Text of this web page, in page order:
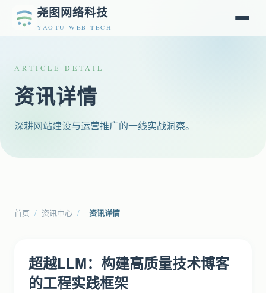
尧图网络科技
YAOTU WEB TECH
ARTICLE DETAIL
资讯详情
深耕网站建设与运营推广的一线实战洞察。
首页 / 资讯中心 / 资讯详情
超越LLM：构建高质量技术博客
的工程实践框架